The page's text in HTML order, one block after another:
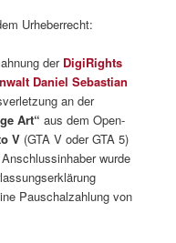
Urheberrecht:
der DigiRights
Daniel Sebastian
an der
Art“ aus dem Open-
V (GTA V oder GTA 5)
wurde
Pauschalzahlung von